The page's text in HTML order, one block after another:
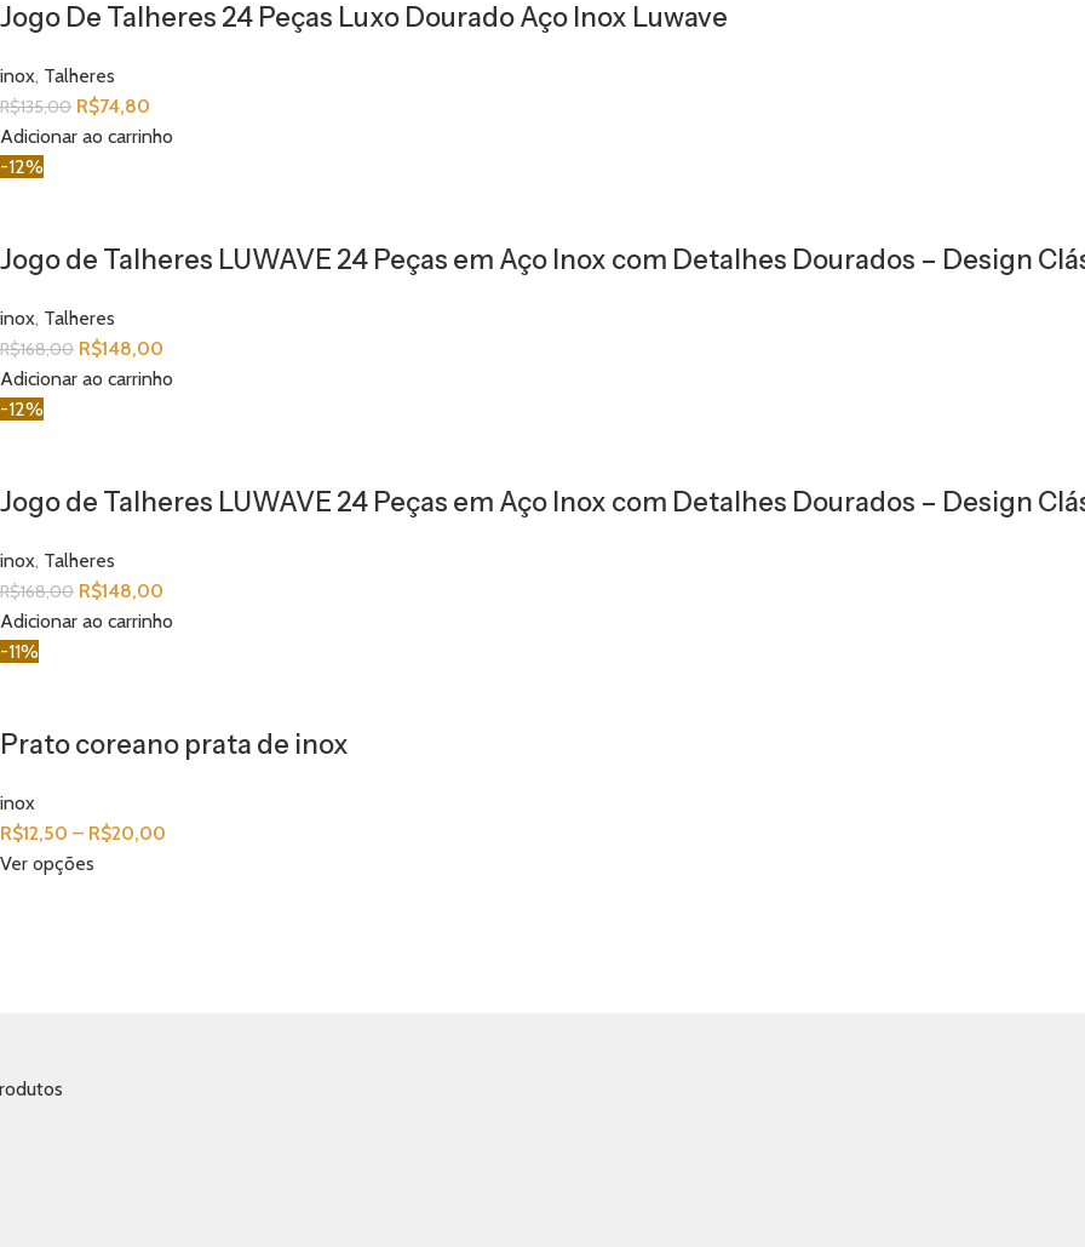
Jogo De Talheres 24 Peças Luxo Dourado Aço Inox Luwave
inox, Talheres
R$135,00 R$74,80
Adicionar ao carrinho
-12%
Jogo de Talheres LUWAVE 24 Peças em Aço Inox com Detalhes Dourados – Design
inox, Talheres
R$168,00 R$148,00
Adicionar ao carrinho
-12%
Jogo de Talheres LUWAVE 24 Peças em Aço Inox com Detalhes Dourados – Design
inox, Talheres
R$168,00 R$148,00
Adicionar ao carrinho
-11%
Prato coreano prata de inox
inox
R$12,50 – R$20,00
Ver opções